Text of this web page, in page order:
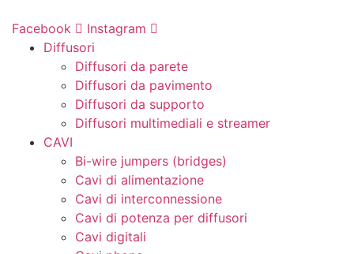
contenuto
Facebook
Instagram
Diffusori
Diffusori da parete
Diffusori da pavimento
Diffusori da supporto
Diffusori multimediali e streamer
CAVI
Bi-wire jumpers (bridges)
Cavi di alimentazione
Cavi di interconnessione
Cavi di potenza per diffusori
Cavi digitali